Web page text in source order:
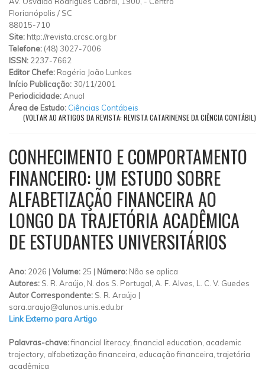
Florianópolis / SC
88015-710
Site: http://revista.crcsc.org.br
Telefone: (48) 3027-7006
ISSN: 2237-7662
Editor Chefe: Rogério João Lunkes
Início Publicação: 30/11/2001
Periodicidade:Anual
Área de Estudo: Ciências Contábeis
(VOLTAR AO ARTIGOS DA REVISTA: REVISTA CATARINENSE DA CIÊNCIA CONTÁBIL)
CONHECIMENTO E COMPORTAMENTO
FINANCEIRO: UM ESTUDO SOBRE
ALFABETIZAÇÃO FINANCEIRA AO
LONGO DA TRAJETÓRIA ACADÊMICA
DE ESTUDANTES UNIVERSITÁRIOS
Ano: 2026 | Volume: 25 | Número: Não se aplica
Autores: S. R. Araújo, N. dos S. Portugal, A. F. Alves, L. C. V. Guedes
Autor Correspondente: S. R. Araújo |
sara.araujo@alunos.unis.edu.br
Link Externo para Artigo
Palavras-chave:financial literacy, financial education, academic
trajectory, alfabetização financeira, educação financeira, trajetória
acadêmica